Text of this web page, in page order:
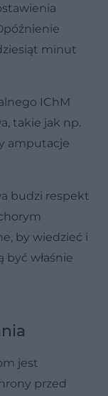
minut
IChM
takie jak np.
amputacje
budzi respekt
by wiedzieć i
być właśnie
jest
przed